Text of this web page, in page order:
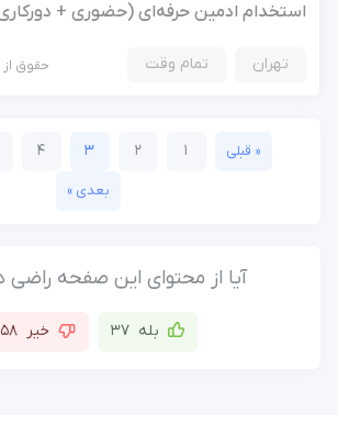
استخدام ادمین حرفه‌ای (حضوری +
تهران تمام وقت حقوق از
« قبلی 1
2
3
4
بعدی »
آیا از محتوای این صفحه
بله 37 خیر 58